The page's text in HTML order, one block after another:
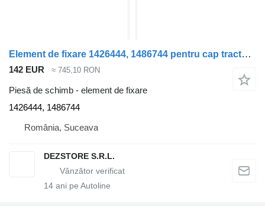
Element de fixare 1426444, 1486744 pentru cap tractor Scania
142 EUR ≈ 745,10 RON
Piesă de schimb - element de fixare
1426444, 1486744
România, Suceava
DEZSTORE S.R.L.
14 ani pe Autoline